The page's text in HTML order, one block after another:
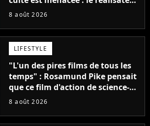
claque la porte pour "différends
8 août 2026
LIFESTYLE
"L'un des pires films de tous les
temps" : Rosamund Pike pensait
que ce film d'action de science-
fiction avec Dwayne Johnson
8 août 2026